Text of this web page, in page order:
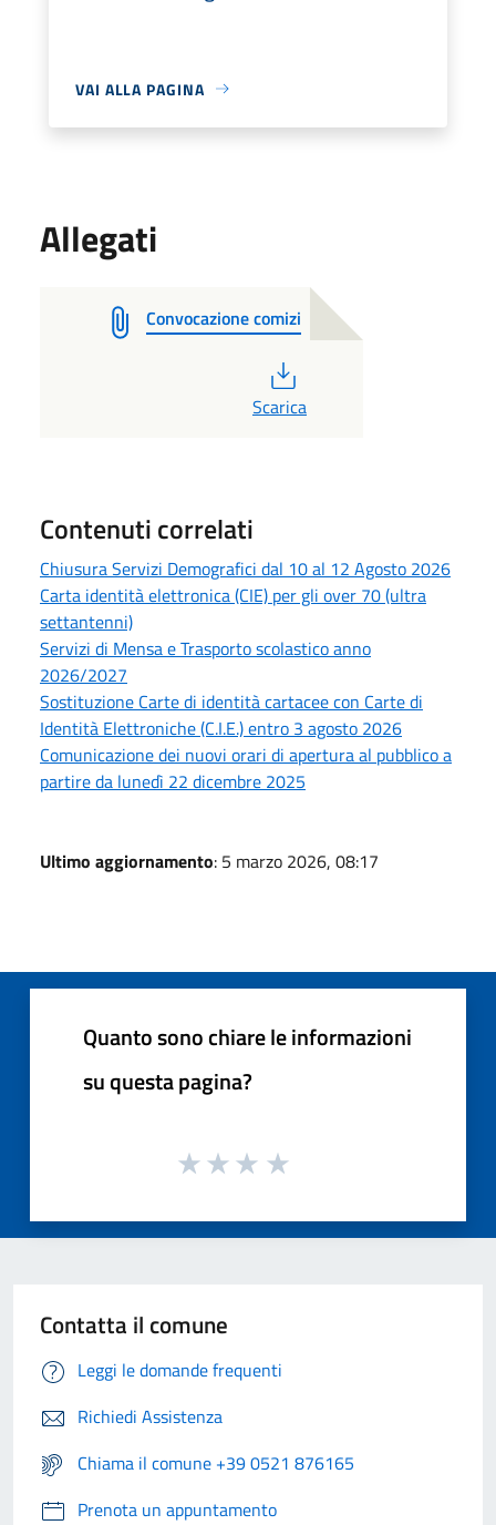
VAI ALLA PAGINA
Allegati
Convocazione comizi
Scarica
Contenuti correlati
Chiusura Servizi Demografici dal 10 al 12 Agosto 2026
Carta identità elettronica (CIE) per gli over 70 (ultra
settantenni)
Servizi di Mensa e Trasporto scolastico anno
2026/2027
Sostituzione Carte di identità cartacee con Carte di
Identità Elettroniche (C.I.E.) entro 3 agosto 2026
Comunicazione dei nuovi orari di apertura al pubblico a
partire da lunedì 22 dicembre 2025
Ultimo aggiornamento: 5 marzo 2026, 08:17
Quanto sono chiare le informazioni
su questa pagina?
Contatta il comune
Leggi le domande frequenti
Richiedi Assistenza
Chiama il comune +39 0521 876165
Prenota un appuntamento